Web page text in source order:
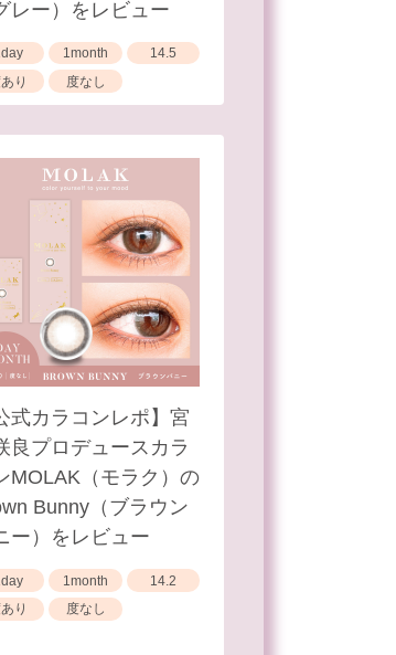
レー）をレビュー
1month
14.5
り
度なし
式カラコンレポ】宮
良プロデュースカラ
MOLAK（モラク）の
Bunny（ブラウン
ー）をレビュー
1month
14.2
り
度なし